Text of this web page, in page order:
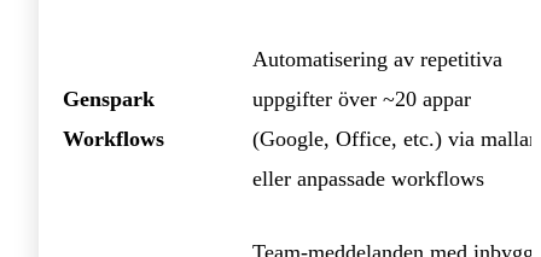
Genspark
Workflows
Automatisering av repetitiva
uppgifter över ~20 appar
(Google, Office, etc.) via mallar
eller anpassade workflows